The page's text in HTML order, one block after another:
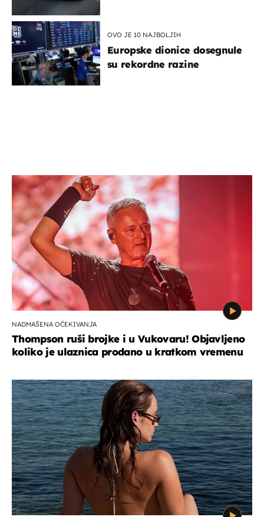
OVO JE 10 NAJBOLJIH
Europske dionice dosegnule
su rekordne razine
NADMAŠENA OČEKIVANJA
Thompson ruši brojke i u Vukovaru! Objavljeno
koliko je ulaznica prodano u kratkom vremenu